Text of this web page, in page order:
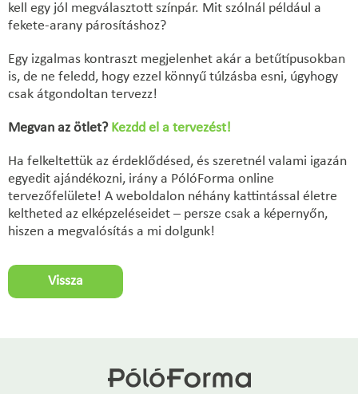
kell egy jól megválasztott színpár. Mit szólnál például a
fekete-arany párosításhoz?
Egy izgalmas kontraszt megjelenhet akár a betűtípusokban
is, de ne feledd, hogy ezzel könnyű túlzásba esni, úgyhogy
csak átgondoltan tervezz!
Megvan az ötlet? Kezdd el a tervezést!
Ha felkeltettük az érdeklődésed, és szeretnél valami igazán
egyedit ajándékozni, irány a PólóForma online
tervezőfelülete! A weboldalon néhány kattintással életre
keltheted az elképzeléseidet – persze csak a képernyőn,
hiszen a megvalósítás a mi dolgunk!
Vissza